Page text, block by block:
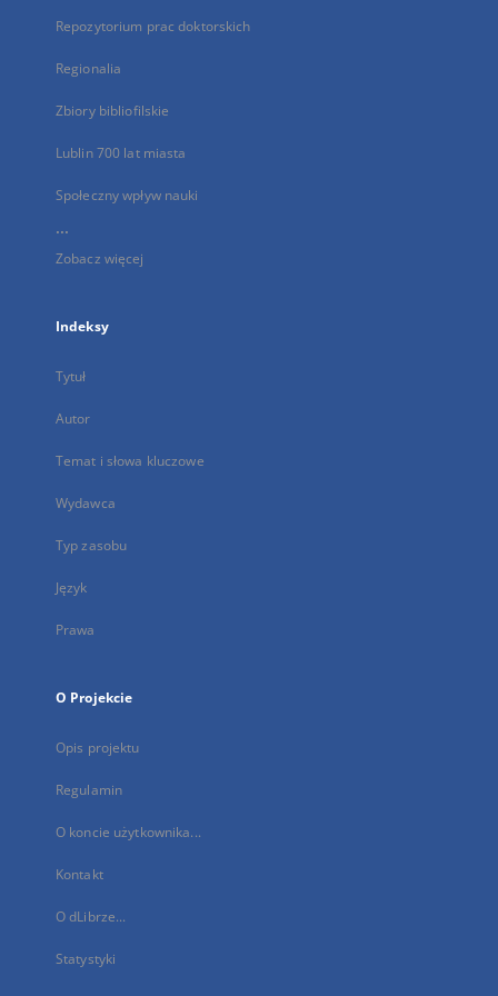
Repozytorium prac doktorskich
Regionalia
Zbiory bibliofilskie
Lublin 700 lat miasta
Społeczny wpływ nauki
...
Zobacz więcej
Indeksy
Tytuł
Autor
Temat i słowa kluczowe
Wydawca
Typ zasobu
Język
Prawa
O Projekcie
Opis projektu
Regulamin
O koncie użytkownika...
Kontakt
O dLibrze...
Statystyki